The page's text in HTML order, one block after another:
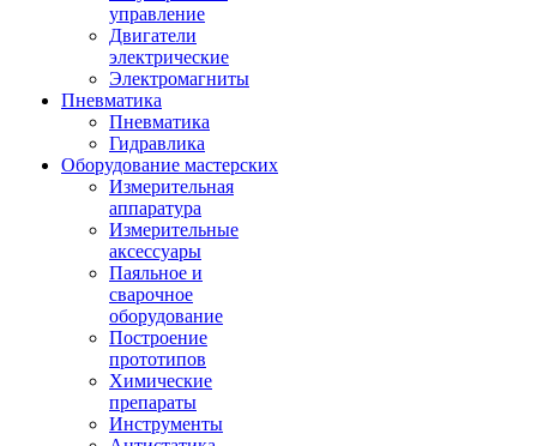
управление
Двигатели
электрические
Электромагниты
Пневматика
Пневматика
Гидравлика
Оборудование мастерских
Измерительная
аппаратура
Измерительные
аксессуары
Паяльное и
сварочное
оборудование
Построение
прототипов
Химические
препараты
Инструменты